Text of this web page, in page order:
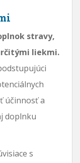
stravy,
liekmi.
účinnosť a
doplnku
s